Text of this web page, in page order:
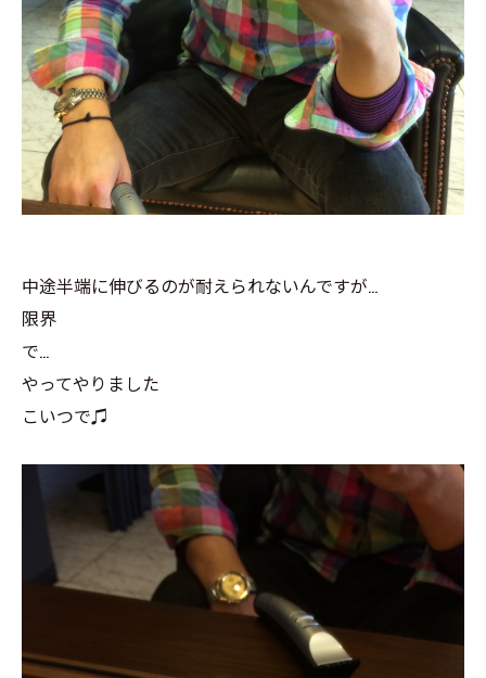
中途半端に伸びるのが耐えられないんですが…
限界
で…
やってやりました
こいつで♫